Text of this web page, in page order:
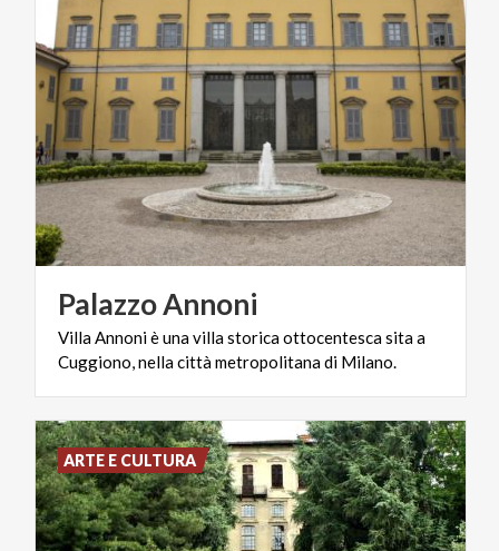
PalazzoAnnoni
VillaAnnonièunavillastoricaottocentescasitaa
Cuggiono,nellacittàmetropolitanadi Milano.
ARTE E CULTURA